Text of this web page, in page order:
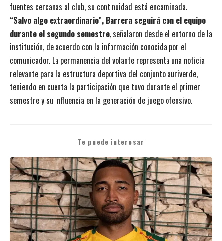
fuentes cercanas al club, su continuidad está encaminada.
“Salvo algo extraordinario”, Barrera seguirá con el equipo
durante el segundo semestre, señalaron desde el entorno de la
institución, de acuerdo con la información conocida por el
comunicador. La permanencia del volante representa una noticia
relevante para la estructura deportiva del conjunto auriverde,
teniendo en cuenta la participación que tuvo durante el primer
semestre y su influencia en la generación de juego ofensivo.
Te puede interesar